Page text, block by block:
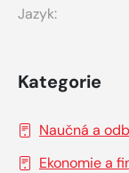
Jazyk:
Kategorie
Naučná a
Ekonomie a